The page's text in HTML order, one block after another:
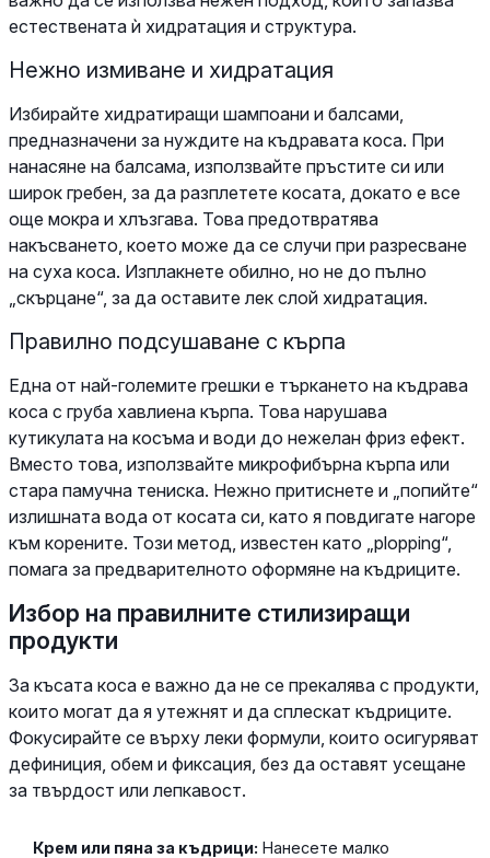
естествената ѝ хидратация и структура.
Нежно измиване и хидратация
Избирайте хидратиращи шампоани и балсами,
предназначени за нуждите на къдравата коса. При
нанасяне на балсама, използвайте пръстите си или
широк гребен, за да разплетете косата, докато е все
още мокра и хлъзгава. Това предотвратява
накъсването, което може да се случи при разресване
на суха коса. Изплакнете обилно, но не до пълно
„скърцане“, за да оставите лек слой хидратация.
Правилно подсушаване с кърпа
Една от най-големите грешки е търкането на къдрава
коса с груба хавлиена кърпа. Това нарушава
кутикулата на косъма и води до нежелан фриз ефект.
Вместо това, използвайте микрофибърна кърпа или
стара памучна тениска. Нежно притиснете и „попийте“
излишната вода от косата си, като я повдигате нагоре
към корените. Този метод, известен като „plopping“,
помага за предварителното оформяне на къдриците.
Избор на правилните стилизиращи
продукти
За късата коса е важно да не се прекалява с продукти,
които могат да я утежнят и да сплескат къдриците.
Фокусирайте се върху леки формули, които осигуряват
дефиниция, обем и фиксация, без да оставят усещане
за твърдост или лепкавост.
Крем или пяна за къдрици: Нанесете малко